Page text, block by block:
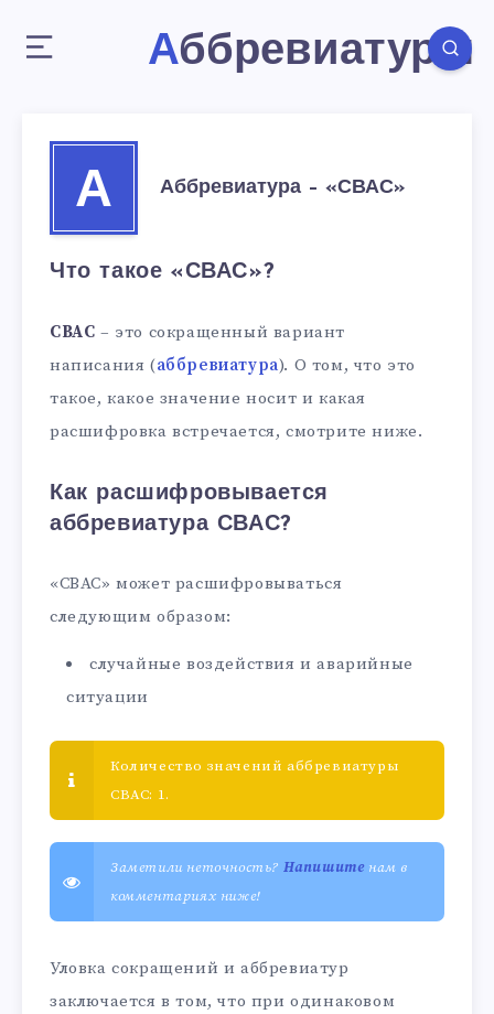
Аббревиатуры
А Аббревиатура – «СВАС»
Что такое «СВАС»?
СВАС – это сокращенный вариант
написания (аббревиатура). О том, что это
такое, какое значение носит и какая
расшифровка встречается, смотрите ниже.
Как расшифровывается
аббревиатура СВАС?
«СВАС» может расшифровываться
следующим образом:
случайные воздействия и аварийные
ситуации
Количество значений аббревиатуры
СВАС: 1.
Заметили неточность? Напишитенам в
комментариях ниже!
Уловка сокращений и аббревиатур
заключается в том, что при одинаковом